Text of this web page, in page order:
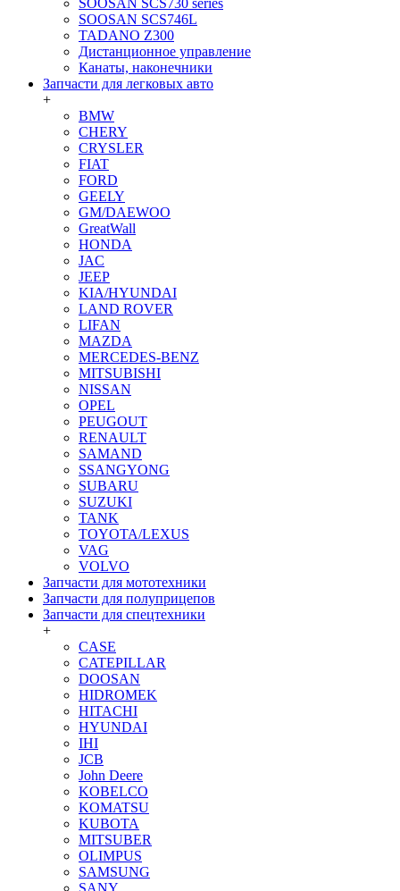
SOOSAN SCS730 series
SOOSAN SCS746L
TADANO Z300
Дистанционное управление
Канаты, наконечники
Запчасти для легковых авто
+
BMW
CHERY
CRYSLER
FIAT
FORD
GEELY
GM/DAEWOO
GreatWall
HONDA
JAC
JEEP
KIA/HYUNDAI
LAND ROVER
LIFAN
MAZDA
MERCEDES-BENZ
MITSUBISHI
NISSAN
OPEL
PEUGOUT
RENAULT
SAMAND
SSANGYONG
SUBARU
SUZUKI
TANK
TOYOTA/LEXUS
VAG
VOLVO
Запчасти для мототехники
Запчасти для полуприцепов
Запчасти для спецтехники
+
CASE
CATEPILLAR
DOOSAN
HIDROMEK
HITACHI
HYUNDAI
IHI
JCB
John Deere
KOBELCO
KOMATSU
KUBOTA
MITSUBER
OLIMPUS
SAMSUNG